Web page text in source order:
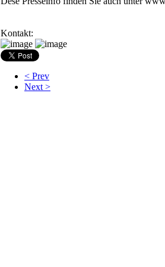
Kontakt:
< Prev
Next >